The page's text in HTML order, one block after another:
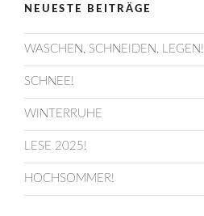
NEUESTE BEITRÄGE
WASCHEN, SCHNEIDEN, LEGEN!
SCHNEE!
WINTERRUHE
LESE 2025!
HOCHSOMMER!